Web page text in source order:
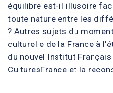
équilibre est-il illusoire
toute nature entre les
? Autres sujets du
culturelle de la France à
du nouvel Institut
CulturesFrance et la